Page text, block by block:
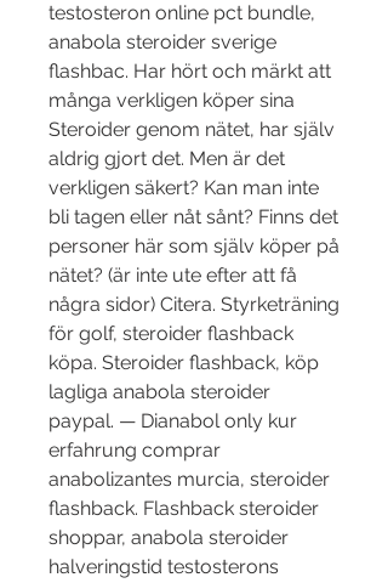
testosteron online pct bundle,
anabola steroider sverige
flashbac. Har hört och märkt att
många verkligen köper sina
Steroider genom nätet, har själv
aldrig gjort det. Men är det
verkligen säkert? Kan man inte
bli tagen eller nåt sånt? Finns det
personer här som själv köper på
nätet? (är inte ute efter att få
några sidor) Citera. Styrketräning
för golf, steroider flashback
köpa. Steroider flashback, köp
lagliga anabola steroider
paypal. — Dianabol only kur
erfahrung comprar
anabolizantes murcia, steroider
flashback. Flashback steroider
shoppar, anabola steroider
halveringstid testosterons